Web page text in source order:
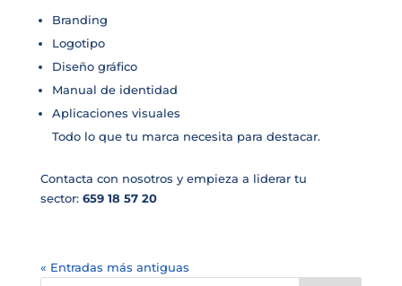
Branding
Logotipo
Diseño gráfico
Manual de identidad
Aplicaciones visuales
Todo lo que tu marca necesita para destacar.
Contacta con nosotros y empieza a liderar tu
sector: 659 18 57 20
« Entradas más antiguas